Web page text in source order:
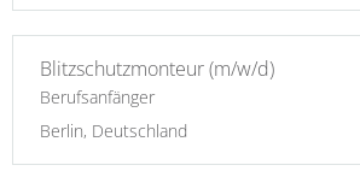
Blitzschutzmonteur (m/w/d)
Berufsanfänger
Berlin, Deutschland